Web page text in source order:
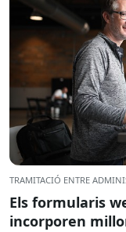
TRAMITACIÓ ENTRE
Els formularis
incorporen